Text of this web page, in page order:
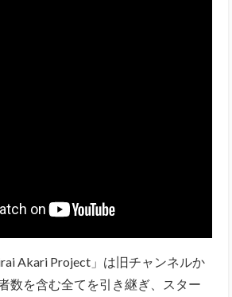
Akari Project」は旧チャンネルか
数を含む全てを引き継ぎ、スター